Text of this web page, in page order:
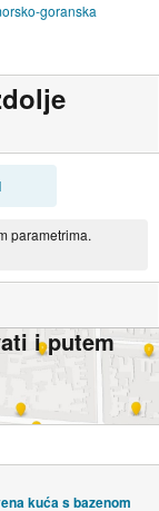
goranska
parametrima.
i putem
kuća s bazenom